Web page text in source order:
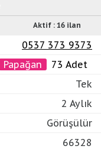
Aktif : 16 ilan
0537 373 9373
Papağan
73 Adet
Tek
2 Aylık
Görüşülür
66328